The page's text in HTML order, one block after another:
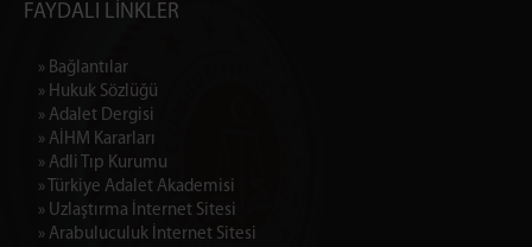
FAYDALI LİNKLER
» Bağlantılar
» Hukuk Sözlüğü
» Adalet Dergisi
» AİHM Kararları
» Adli Tıp Kurumu
» Türkiye Adalet Akademisi
» Uzlaştırma İnternet Sitesi
» Arabuluculuk İnternet Sitesi